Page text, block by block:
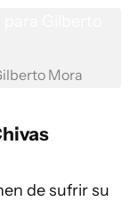
Mora
de sufrir su